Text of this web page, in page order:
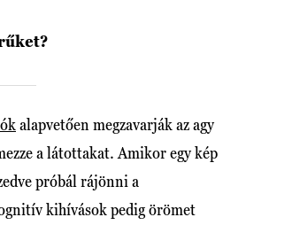
alapvetően megzavarják az agy
a látottakat. Amikor egy kép
próbál rájönni a
kihívások pedig örömet